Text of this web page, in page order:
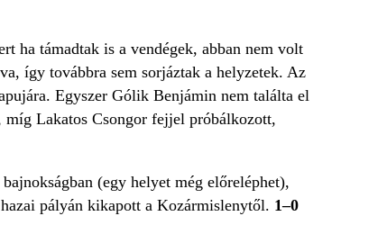
ha támadtak is a vendégek, abban nem volt
így továbbra sem sorjáztak a helyzetek. Az
Egyszer Gólik Benjámin nem találta el
Lakatos Csongor fejjel próbálkozott,
(egy helyet még előreléphet),
pályán kikapott a Kozármislenytől. 1–0